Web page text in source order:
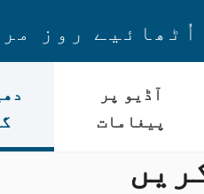
اُٹھائیے روز
آڈیو پر
پیغامات